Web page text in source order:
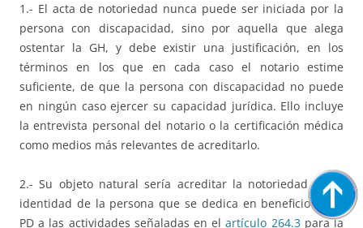
1.- El acta de notoriedad nunca puede ser iniciada por la
persona con discapacidad, sino por aquella que alega
ostentar la GH, y debe existir una justificación, en los
términos en los que en cada caso el notario estime
suficiente, de que la persona con discapacidad no puede
en ningún caso ejercer su capacidad jurídica. Ello incluye
la entrevista personal del notario o la certificación médica
como medios más relevantes de acreditarlo.
2.- Su objeto natural sería acreditar la notoriedad de la
identidad de la persona que se dedica en beneficio de la
PD a las actividades señaladas en elartículo 264.3 para la